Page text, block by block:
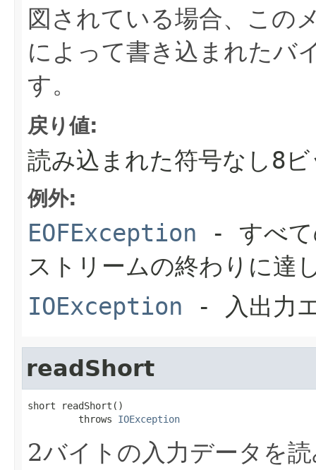
図されている場合、この
によって書き込まれたバ
す。
戻り値:
読み込まれた符号なし8
例外:
EOFException - すべて
ストリームの終わりに達
IOException - 入出力
readShort
short readShort()
         throws
IOException
2バイトの入力データを